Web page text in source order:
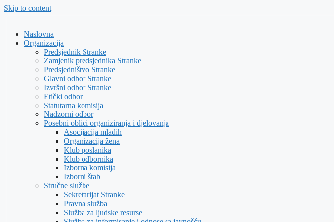
Skip to content
Naslovna
Organizacija
Predsjednik Stranke
Zamjenik predsjednika Stranke
Predsjedništvo Stranke
Glavni odbor Stranke
Izvršni odbor Stranke
Etički odbor
Statutarna komisija
Nadzorni odbor
Posebni oblici organiziranja i djelovanja
Asocijacija mladih
Organizacija žena
Klub poslanika
Klub odbornika
Izborna komisija
Izborni štab
Stručne službe
Sekretarijat Stranke
Pravna služba
Služba za ljudske resurse